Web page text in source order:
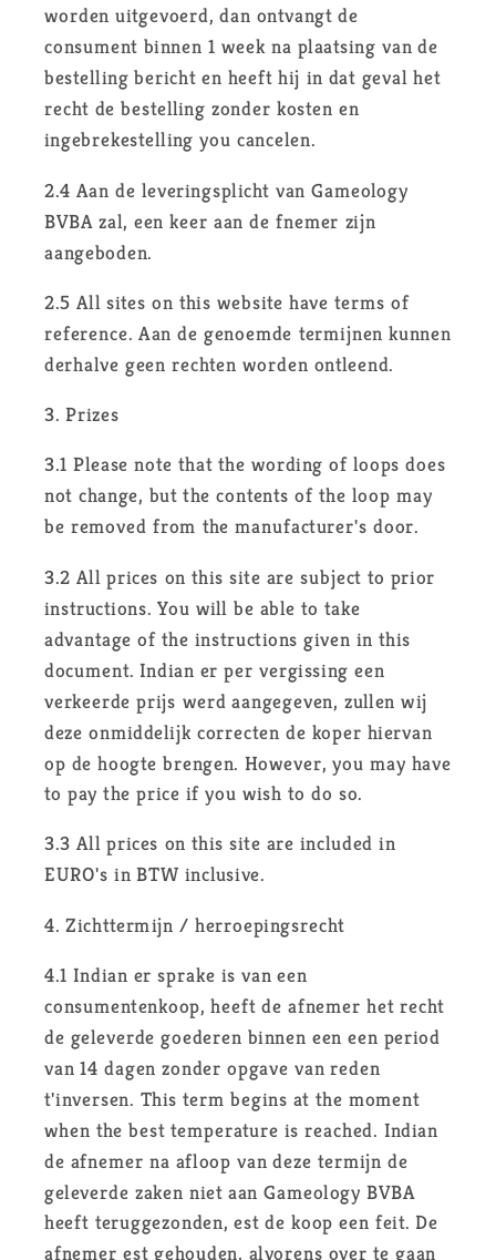
worden uitgevoerd, dan ontvangt de
consument binnen 1 week na plaatsing van de
bestelling bericht en heeft hij in dat geval het
recht de bestelling zonder kosten en
ingebrekestelling you cancelen.
2.4 Aan de leveringsplicht van Gameology
BVBA zal, een keer aan de fnemer zijn
aangeboden.
2.5 All sites on this website have terms of
reference. Aan de genoemde termijnen kunnen
derhalve geen rechten worden ontleend.
3. Prizes
3.1 Please note that the wording of loops does
not change, but the contents of the loop may
be removed from the manufacturer's door.
3.2 All prices on this site are subject to prior
instructions. You will be able to take
advantage of the instructions given in this
document. Indian er per vergissing een
verkeerde prijs werd aangegeven, zullen wij
deze onmiddelijk correcten de koper hiervan
op de hoogte brengen. However, you may have
to pay the price if you wish to do so.
3.3 All prices on this site are included in
EURO's in BTW inclusive.
4. Zichttermijn / herroepingsrecht
4.1 Indian er sprake is van een
consumentenkoop, heeft de afnemer het recht
de geleverde goederen binnen een een period
van 14 dagen zonder opgave van reden
t'inversen. This term begins at the moment
when the best temperature is reached. Indian
de afnemer na afloop van deze termijn de
geleverde zaken niet aan Gameology BVBA
heeft teruggezonden, est de koop een feit. De
afnemer est gehouden, alvorens over te gaan